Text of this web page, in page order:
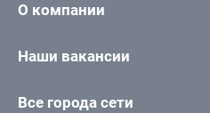
О компании
Наши вакансии
Все города сети